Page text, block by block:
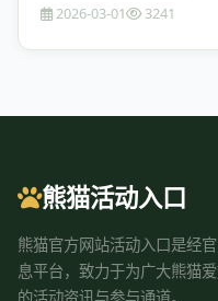
2026-03-01 3241
熊猫活动入口
熊猫官方网站活动入口是经
息平台，致力于为广大熊猫